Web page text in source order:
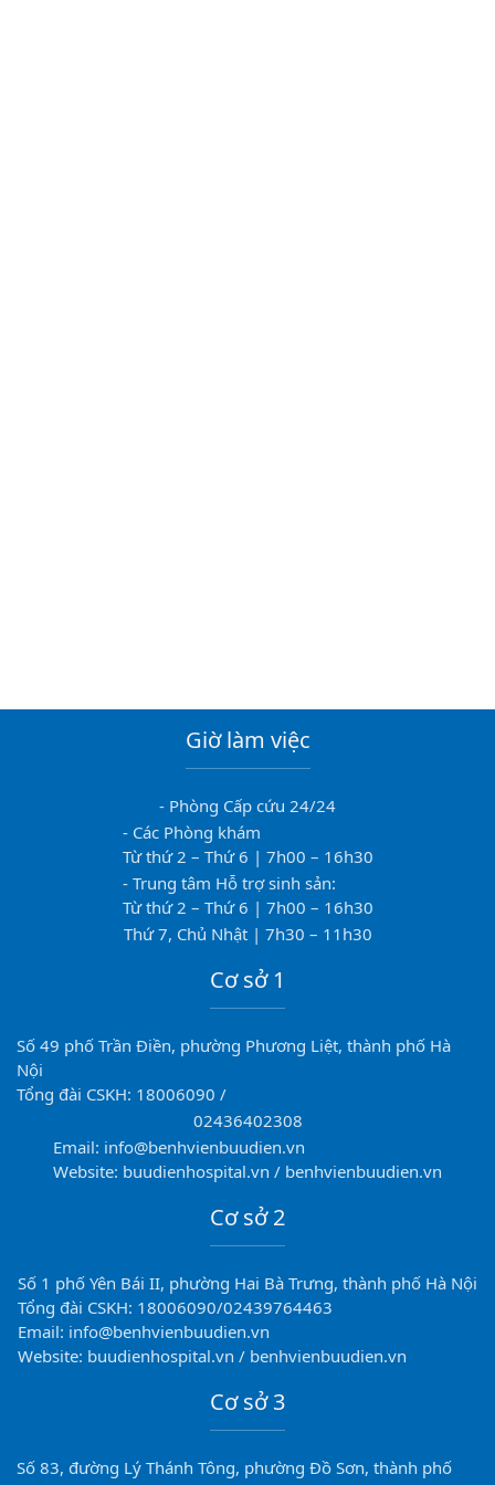
Giờ làm việc
- Phòng Cấp cứu 24/24
- Các Phòng khám
Từ thứ 2 – Thứ 6 | 7h00 – 16h30
- Trung tâm Hỗ trợ sinh sản:
Từ thứ 2 – Thứ 6 | 7h00 – 16h30
Thứ 7, Chủ Nhật | 7h30 – 11h30
Cơ sở 1
Số 49 phố Trần Điền, phường Phương Liệt, thành phố Hà
Nội
Tổng đài CSKH: 18006090 /
02436402308
Email: info@benhvienbuudien.vn
Website: buudienhospital.vn / benhvienbuudien.vn
Cơ sở 2
Số 1 phố Yên Bái II, phường Hai Bà Trưng, thành phố Hà Nội
Tổng đài CSKH: 18006090/02439764463
Email: info@benhvienbuudien.vn
Website: buudienhospital.vn / benhvienbuudien.vn
Cơ sở 3
Số 83, đường Lý Thánh Tông, phường Đồ Sơn, thành phố